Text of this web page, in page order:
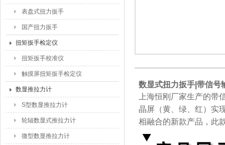
表盘式扭力扳手
国产扭力扳手
扭矩扳手检定仪
扭矩扳手校准仪
触摸屏扭矩扳手检定仪
数显推拉力计
S型数显推拉力计
轮辐数显式推拉力计
微型数显推拉力计
数显式扭力扳手|带信号
上海恒刚厂家生产的带
晶屏（黄、绿、红）实
相融合的新款产品，此